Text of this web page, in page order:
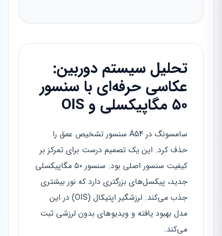
تحلیل سیستم دوربین:
عکاسی حرفه‌ای با سنسور
۵۰ مگاپیکسلی و OIS
سامسونگ در A54 سنسور تشخیص عمق را
حذف کرد. این یک تصمیم درست برای تمرکز بر
کیفیت سنسور اصلی بود. سنسور ۵۰ مگاپیکسلی
جدید، پیکسل‌های بزرگتری دارد که نور بیشتری
جذب می‌کند. لرزشگیر اپتیکال (OIS) در این
مدل بهبود یافته و ویدیوهای بدون لرزشی ثبت
می‌کند.